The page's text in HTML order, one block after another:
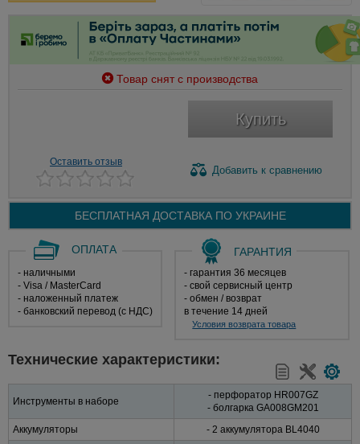
Товар снят с производства
Купить
Оставить отзыв
Добавить к сравнению
БЕСПЛАТНАЯ ДОСТАВКА ПО УКРАИНЕ
ОПЛАТА
- наличными
- Visa / MasterCard
- наложенный платеж
- банковский перевод (с НДС)
ГАРАНТИЯ
- гарантия 36 месяцев
- свой сервисный центр
- обмен / возврат
в течение 14 дней
Условия возврата товара
Технические характеристики:
Инструменты в наборе
- перфоратор HR007GZ
- болгарка GA008GM201
Аккумуляторы
- 2 аккумулятора BL4040